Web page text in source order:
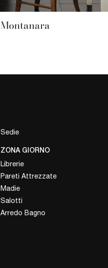
Montanara
Sedie
ZONA GIORNO
Librerie
Pareti Attrezzate
Madie
Salotti
Arredo Bagno